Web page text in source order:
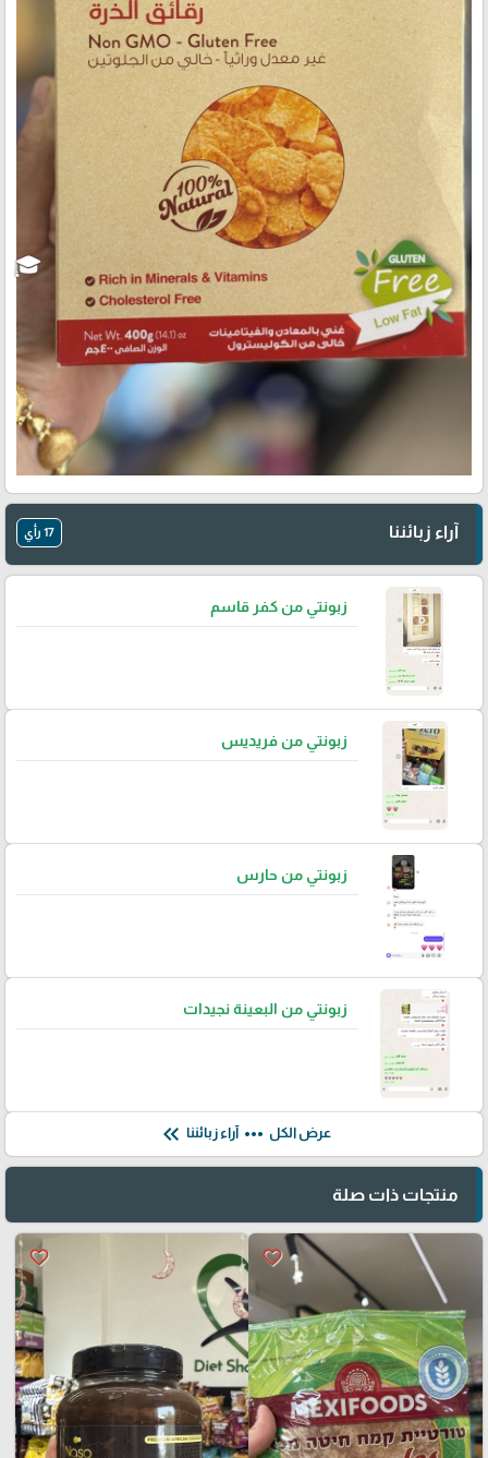
آراء زبائننا 17 رأي
زبونتي من كفر قاسم
زبونتي من فريديس
زبونتي من حارس
زبونتي من البعينة نجيدات
عرض الكل more_horiz آراء زبائننا keyboard_double_arrow_left
منتجات ذات صلة
favorite_border
favorite_border